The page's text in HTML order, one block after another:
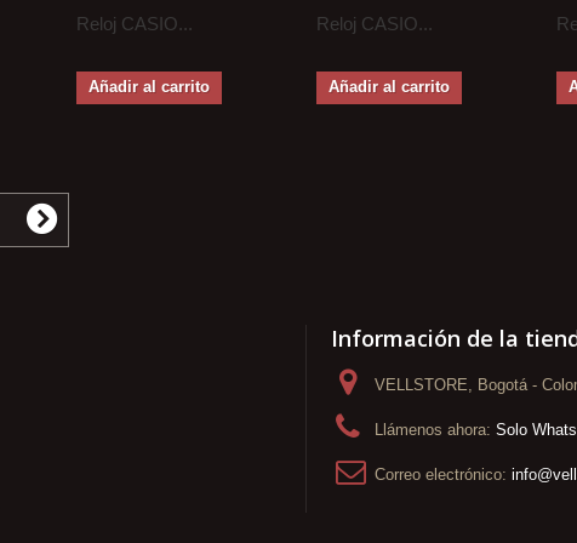
Reloj CASIO...
Añadir al carrito
Reloj CASIO...
Añadir al carrito
Información de la
VELLSTORE, Bogotá -
Llámenos ahora: Solo
Correo electrónico: